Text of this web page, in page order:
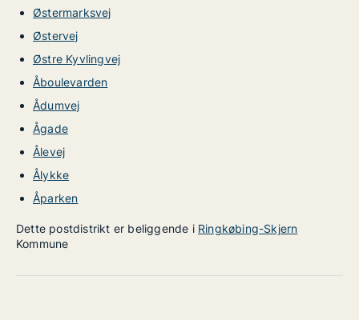
Østermarksvej
Østervej
Østre Kyvlingvej
Åboulevarden
Ådumvej
Ågade
Ålevej
Ålykke
Åparken
Dette postdistrikt er beliggende i Ringkøbing-Skjern
Kommune